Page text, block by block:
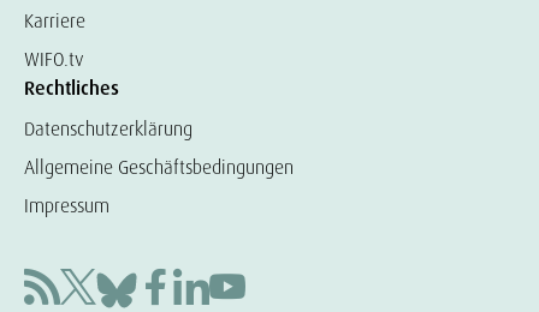
Karriere
WIFO.tv
Rechtliches
Datenschutzerklärung
Allgemeine Geschäftsbedingungen
Impressum